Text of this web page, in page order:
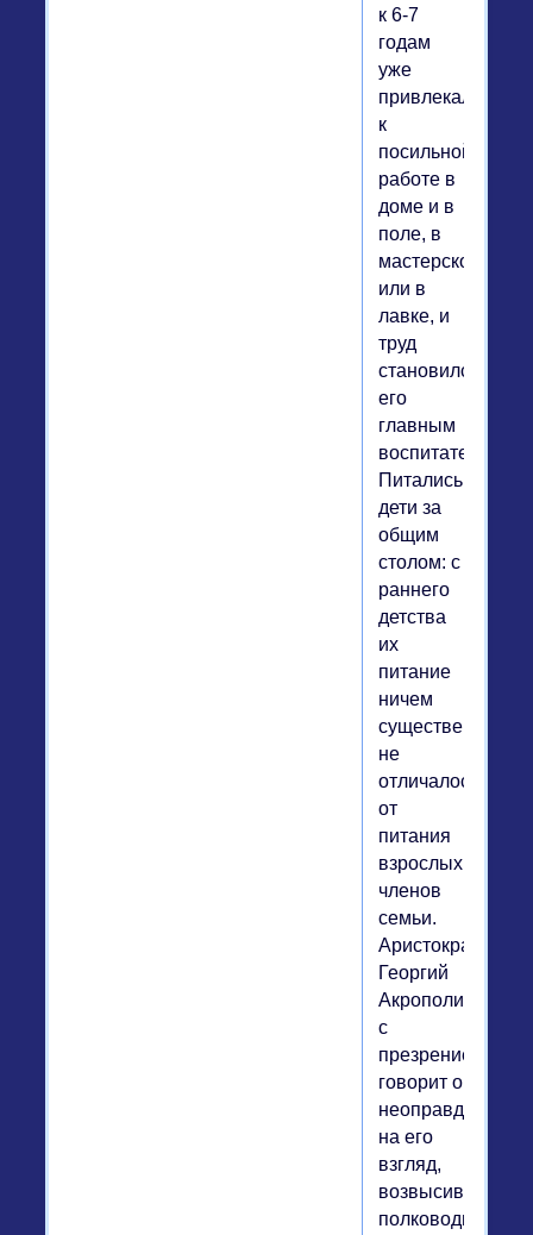
к 6-7
годам
уже
привлекали
к
посильной
работе в
доме и в
поле, в
мастерской
или в
лавке, и
труд
становился
его
главным
воспитателем.
Питались
дети за
общим
столом: с
раннего
детства
их
питание
ничем
существенно
не
отличалось
от
питания
взрослых
членов
семьи.
Аристократ
Георгий
Акрополит
с
презрением
говорит о
неоправданно,
на его
взгляд,
возвысившемся
полководце,